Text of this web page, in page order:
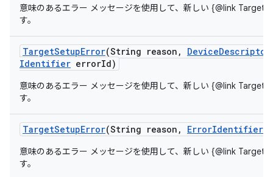
意味のあるエラー メッセージを使用して、新しい {@link
す。
TargetSetupError(String reason , DeviceDescriptor
Identifier errorId)
意味のあるエラー メッセージを使用して、新しい {@link
す。
TargetSetupError(String reason , ErrorIdentifier
意味のあるエラー メッセージを使用して、新しい {@link
す。